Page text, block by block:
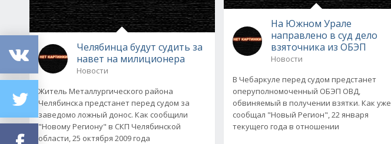
Челябинца будут судить за
навет на милиционера
Новости
Житель Металлургического района
Челябинска предстанет перед судом за
заведомо ложный донос. Как сообщили
"Новому Региону" в СКП Челябинской
области, 25 октября 2009 года
На Южном Урале
направлено в суд дело
взяточника из ОБЭП
Новости
В Чебаркуле перед судом предстанет
оперуполномоченный ОБЭП ОВД,
обвиняемый в получении взятки. Как уже
сообщал "Новый Регион", 22 января
текущего года в отношении